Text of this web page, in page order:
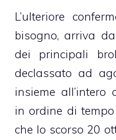
L’ulteriore
bisogno, arriva
dei principali
declassato ad
insieme all’intero
in ordine di
che lo scorso 20